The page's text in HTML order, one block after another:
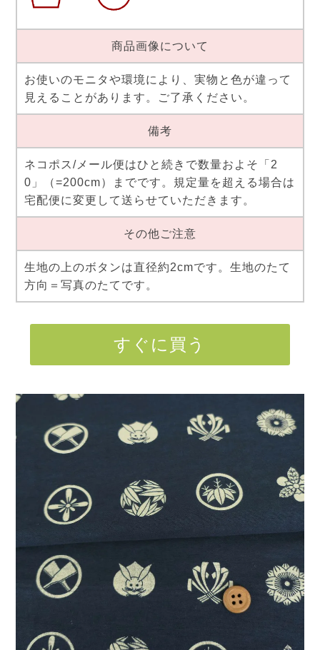
商品画像について
お使いのモニタや環境により、実物と色が違って
見えることがあります。ご了承ください。
備考
ネコポス/メール便はひと続きで数量およそ「2
0」（=200cm）までです。規定量を超える場合は
宅配便に変更して送らせていただきます。
その他ご注意
生地の上のボタンは直径約2cmです。生地のたて
方向＝写真のたてです。
すぐに買う